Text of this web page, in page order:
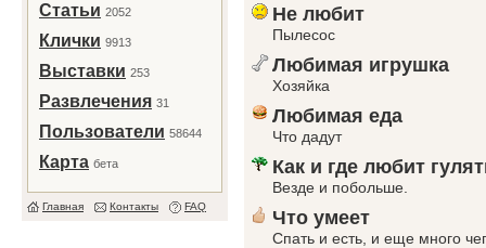
Статьи 2052
Клички 9913
Выставки 253
Развлечения 31
Пользователи 58644
Карта бета
Главная Контакты FAQ
Не любит
Пылесос
Любимая игрушка
Хозяйка
Любимая еда
Что дадут
Как и где любит
Везде и побольше.
Что умеет
Спать и есть, и еще много